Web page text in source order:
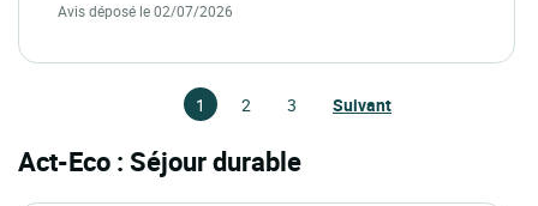
Avis déposé le 02/07/2026
1 2 3 Suivant
Act-Eco : Séjour durable